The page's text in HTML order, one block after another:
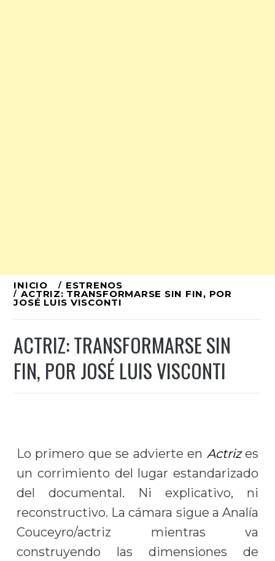
Ir
al
INICIO ESTRENOS
ACTRIZ: TRANSFORMARSE SIN FIN, POR
JOSÉ LUIS VISCONTI
ACTRIZ: TRANSFORMARSE SIN
FIN, POR JOSÉ LUIS VISCONTI
Lo primero que se advierte en Actrizes
un corrimiento del lugar estandarizado
del documental. Ni explicativo, ni
reconstructivo. La cámara sigue a Analía
Couceyro/actriz mientras va
construyendo las dimensiones de